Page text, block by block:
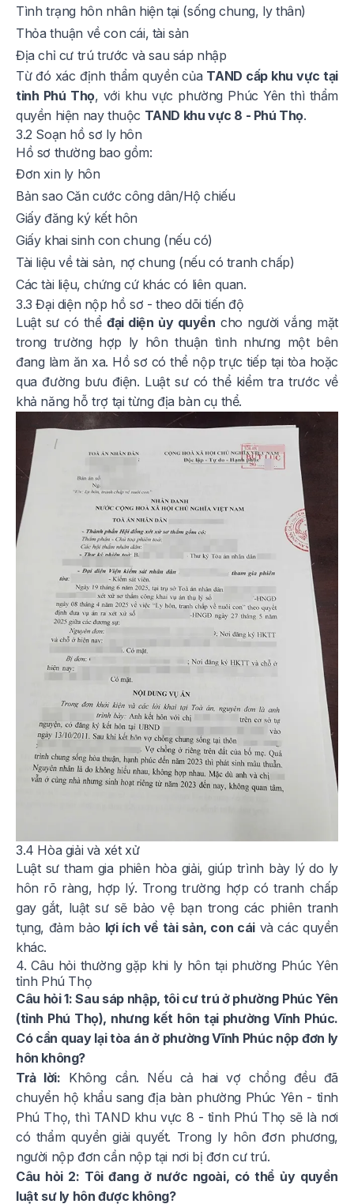
Tình trạng hôn nhân hiện tại (sống chung, ly thân)
Thỏa thuận về con cái, tài sản
Địa chỉ cư trú trước và sau sáp nhập
Từ đó xác định thẩm quyền của TAND cấp khu vực tại
tỉnh Phú Thọ, với khu vực phường Phúc Yên thì thẩm
quyền hiện nay thuộc TAND khu vực 8 - Phú Thọ.
3.2 Soạn hồ sơ ly hôn
Hồ sơ thường bao gồm:
Đơn xin ly hôn
Bản sao Căn cước công dân/Hộ chiếu
Giấy đăng ký kết hôn
Giấy khai sinh con chung (nếu có)
Tài liệu về tài sản, nợ chung (nếu có tranh chấp)
Các tài liệu, chứng cứ khác có liên quan.
3.3 Đại diện nộp hồ sơ - theo dõi tiến độ
Luật sư có thểđại diện ủy quyền cho người vắng mặt
trong trường hợp ly hôn thuận tình nhưng một bên
đang làm ăn xa. Hồ sơ có thể nộp trực tiếp tại tòa hoặc
qua đường bưu điện. Luật sư có thể kiểm tra trước về
khả năng hỗ trợ tại từng địa bàn cụ thể.
3.4 Hòa giải và xét xử
Luật sư tham gia phiên hòa giải, giúp trình bày lý do ly
hôn rõ ràng, hợp lý. Trong trường hợp có tranh chấp
gay gắt, luật sư sẽ bảo vệ bạn trong các phiên tranh
tụng, đảm bảo lợi ích về tài sản, con cáivà các quyền
khác.
4. Câu hỏi thường gặp khi ly hôn tại phường Phúc Yên
tỉnh Phú Thọ
Câu hỏi 1: Sau sáp nhập, tôi cư trú ở phường Phúc Yên
(tỉnh Phú Thọ), nhưng kết hôn tại phường Vĩnh Phúc.
Có cần quay lại tòa án ở phường Vĩnh Phúc nộp đơn ly
hôn không?
Trả lời: Không cần. Nếu cả hai vợ chồng đều đã
chuyển hộ khẩu sang địa bàn phường Phúc Yên - tỉnh
Phú Thọ, thì TAND khu vực 8 - tỉnh Phú Thọ sẽ là nơi
có thẩm quyền giải quyết. Trong ly hôn đơn phương,
người nộp đơn cần nộp tại nơi bị đơn cư trú.
Câu hỏi 2: Tôi đang ở nước ngoài, có thể ủy quyền
luật sư ly hôn được không?